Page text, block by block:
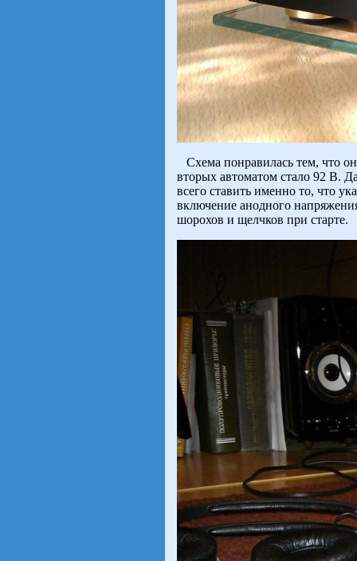
Схема понравилась тем, что
вторых автоматом стало 92 В.
всего ставить именно то, что
включение анодного
шорохов и щелчков при старте.